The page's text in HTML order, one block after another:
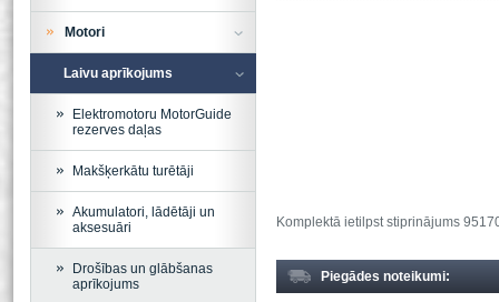
Komplektā ietilpst stiprinājums
Piegādes noteikumi:
Motori
Laivu aprīkojums
Elektromotoru MotorGuide
rezerves daļas
Makšķerkātu turētāji
Akumulatori, lādētāji un
aksesuāri
Drošības un glābšanas
aprīkojums